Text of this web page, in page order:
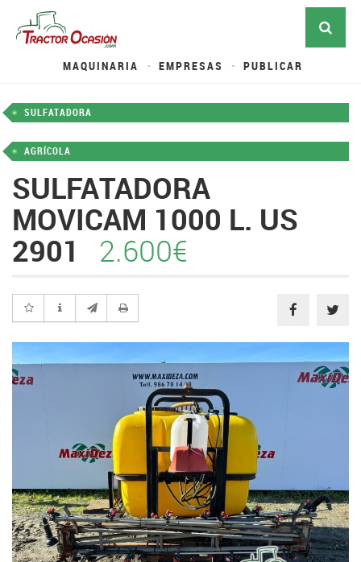
MAQUINARIA EMPRESAS PUBLICAR
SULFATADORA
AGRÍCOLA
SULFATADORA
MOVICAM 1000 L. US
2901
2.600€